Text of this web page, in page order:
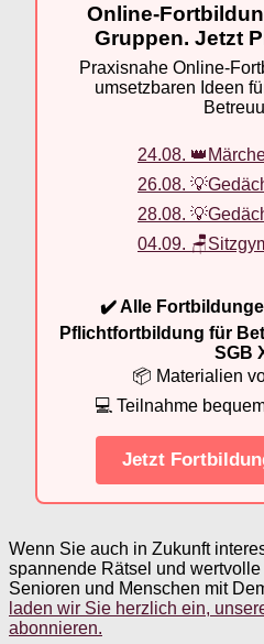
Online-
Gruppen. Jetzt
Praxisnahe Online-
umsetzbaren Ideen
24.08.
26.08.
28.08.
04.09.
✔️ Alle
Pflichtfortbildung für
SGB
📦 Materialien
💻 Teilnahme
Jetzt
Wenn Sie auch in Zukunft
spannende Rätsel und
Senioren und Menschen mit
laden wir Sie herzlich ein,
abonnieren.